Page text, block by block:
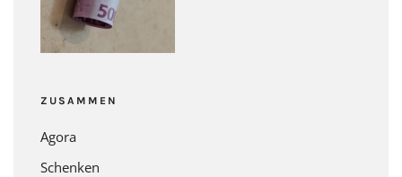
ZUSAMMEN
Agora
Schenken